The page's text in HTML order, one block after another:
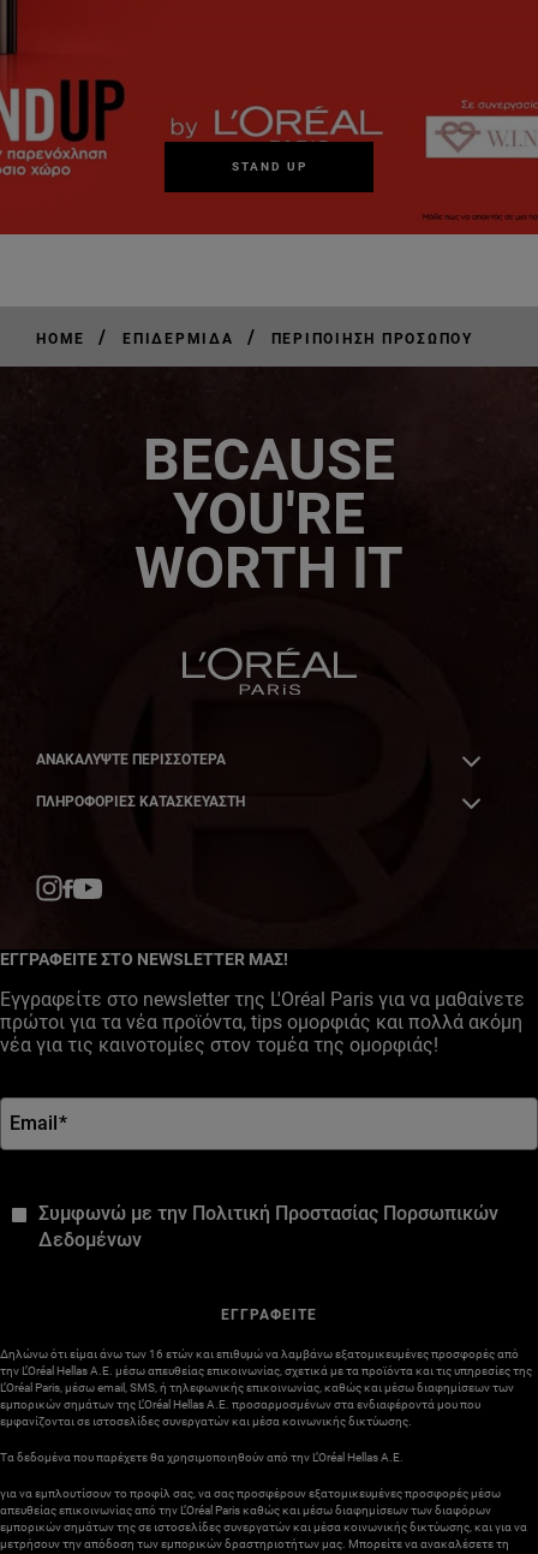
STAND UP
HOME / ΕΠΙΔΕΡΜΊΔΑ / ΠΕΡΙΠΟΊΗΣΗ ΠΡΟΣΏΠΟΥ
BECAUSE
YOU'RE
WORTH IT
ΑΝΑΚΑΛΎΨΤΕ ΠΕΡΙΣΣΌΤΕΡΑ
ΠΛΗΡΟΦΟΡΙΕΣ ΚΑΤΑΣΚΕΥΑΣΤΗ
ΕΓΓΡΑΦΕΙΤΕ ΣΤΟ NEWSLETTER ΜΑΣ!
Εγγραφείτε στο newsletter της L'Oréal Paris για να μαθαίνετε
πρώτοι για τα νέα προϊόντα, tips ομορφιάς και πολλά ακόμη
νέα για τις καινοτομίες στον τομέα της ομορφιάς!
Email*
Συμφωνώ με την Πολιτική Προστασίας Πορσωπικών
Δεδομένων
ΕΓΓΡΑΦΕΙΤΕ
Δηλώνω ότι είμαι άνω των 16 ετών και επιθυμώ να λαμβάνω εξατομικευμένες προσφορές από
την L’Oréal Hellas A.E. μέσω απευθείας επικοινωνίας, σχετικά με τα προϊόντα και τις υπηρεσίες της
L’Oréal Paris, μέσω email, SMS, ή τηλεφωνικής επικοινωνίας, καθώς και μέσω διαφημίσεων των
εμπορικών σημάτων της L’Oréal Hellas A.E. προσαρμοσμένων στα ενδιαφέροντά μου που
εμφανίζονται σε ιστοσελίδες συνεργατών και μέσα κοινωνικής δικτύωσης.
Τα δεδομένα που παρέχετε θα χρησιμοποιηθούν από την L’Oréal Hellas A.E.
για να εμπλουτίσουν το προφίλ σας, να σας προσφέρουν εξατομικευμένες προσφορές μέσω
απευθείας επικοινωνίας από την L’Oréal Paris καθώς και μέσω διαφημίσεων των διαφόρων
εμπορικών σημάτων της σε ιστοσελίδες συνεργατών και μέσα κοινωνικής δικτύωσης, και για να
μετρήσουν την απόδοση των εμπορικών δραστηριοτήτων μας. Μπορείτε να ανακαλέσετε τη